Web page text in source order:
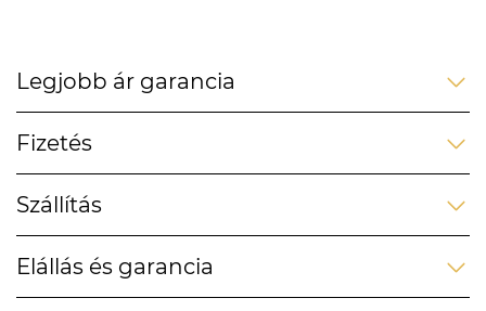
Legjobb ár garancia
Fizetés
Szállítás
Elállás és garancia